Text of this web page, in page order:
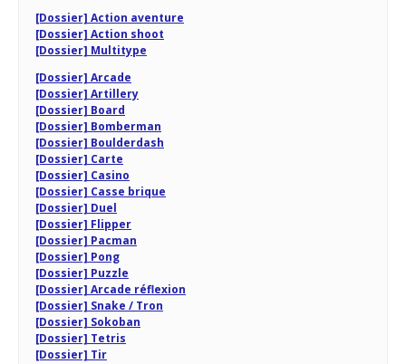
[Dossier] Action aventure
[Dossier] Action shoot
[Dossier] Multitype
[Dossier] Arcade
[Dossier] Artillery
[Dossier] Board
[Dossier] Bomberman
[Dossier] Boulderdash
[Dossier] Carte
[Dossier] Casino
[Dossier] Casse brique
[Dossier] Duel
[Dossier] Flipper
[Dossier] Pacman
[Dossier] Pong
[Dossier] Puzzle
[Dossier] Arcade réflexion
[Dossier] Snake / Tron
[Dossier] Sokoban
[Dossier] Tetris
[Dossier] Tir